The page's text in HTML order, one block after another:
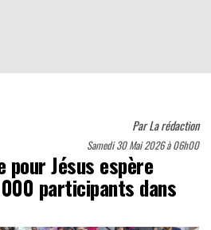
ParLa rédaction
Samedi 30 Mai 2026 à 06h00
pour Jésus espère
participants dans